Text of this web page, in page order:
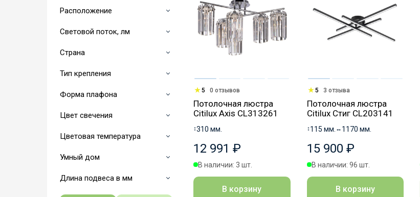
Расположение
Световой поток, лм
Страна
Тип крепления
Форма плафона
Цвет свечения
Цветовая температура
Умный дом
Длина подвеса в мм
5 0 отзывов
Потолочная люстра
Citilux Axis CL313261
↕310 мм.
12 991 ₽
В наличии: 3 шт.
В корзину
5 3 отзыва
Потолочная люстра
Citilux Стиг CL203141
↕115 мм. ↔ 1170 мм.
15 900 ₽
В наличии: 96 шт.
В корзину